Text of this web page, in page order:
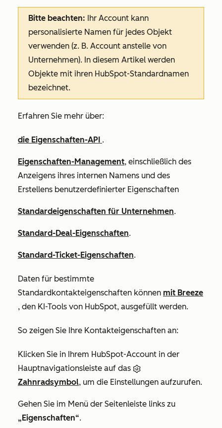
Bitte beachten: Ihr Account kann
personalisierte Namen für jedes Objekt
verwenden (z. B. Account anstelle von
Unternehmen). In diesem Artikel werden
Objekte mit ihren HubSpot-Standardnamen
bezeichnet.
Erfahren Sie mehr über:
die Eigenschaften-API .
Eigenschaften-Management, einschließlich des
Anzeigens ihres internen Namens und des
Erstellens benutzerdefinierter Eigenschaften
Standardeigenschaften für Unternehmen.
Standard-Deal-Eigenschaften.
Standard-Ticket-Eigenschaften.
Daten für bestimmte
Standardkontakteigenschaften können mit Breeze
, den KI-Tools von HubSpot, ausgefüllt werden.
So zeigen Sie Ihre Kontakteigenschaften an:
Klicken Sie in Ihrem HubSpot-Account in der
Hauptnavigationsleiste auf das
Zahnradsymbol, um die Einstellungen aufzurufen.
Gehen Sie im Menü der Seitenleiste links zu
„Eigenschaften“.